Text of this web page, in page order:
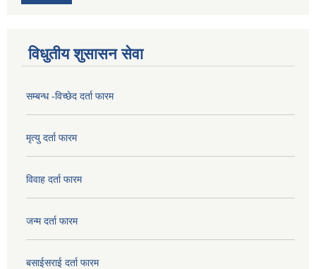
विधुतीय शुसासन सेवा
सम्बन्ध -विच्छेद दर्ता फारम
मृत्यु दर्ता फारम
विवाह दर्ता फारम
जन्म दर्ता फारम
बसाईसराई दर्ता फारम